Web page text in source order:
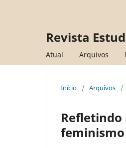
Revista
Atual Arquivos
Início / Arquivos /